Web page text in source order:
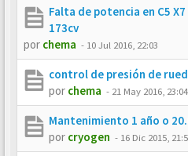
Falta de potencia en C5
173cv
por chema - 10 Jul 2016, 22:03
control de presión de
por chema - 21 May 2016, 23:04
Mantenimiento 1 año o
por cryogen - 16 Dic 2015,